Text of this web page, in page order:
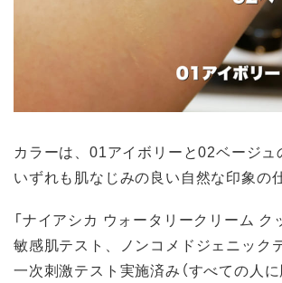
カラーは、01アイボリーと02ベージュ
いずれも肌なじみの良い自然な印象の
「ナイアシカ ウォータリークリーム ク
敏感肌テスト、ノンコメドジェニック
一次刺激テスト実施済み（すべての人